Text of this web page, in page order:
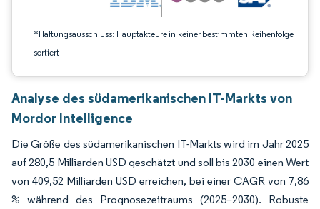
*Haftungsausschluss: Hauptakteure in keiner bestimmten Reihenfolge
sortiert
Analyse des südamerikanischen IT-Markts von
Mordor Intelligence
Die Größe des südamerikanischen IT-Markts wird im Jahr 2025
auf 280,5 Milliarden USD geschätzt und soll bis 2030 einen Wert
von 409,52 Milliarden USD erreichen, bei einer CAGR von 7,86
% während des Prognosezeitraums (2025–2030). Robuste